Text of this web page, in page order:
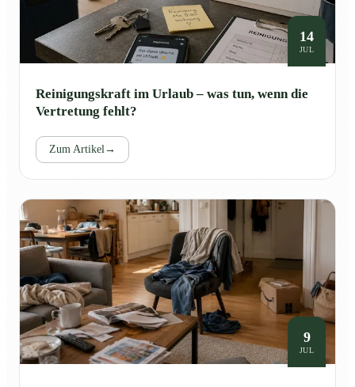
14
JUL
Reinigungskraft im Urlaub – was tun, wenn die
Vertretung fehlt?
Zum Artikel→
9
JUL